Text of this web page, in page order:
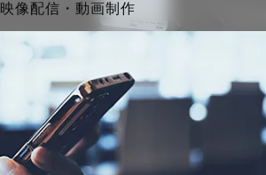
映像配信・動画制作